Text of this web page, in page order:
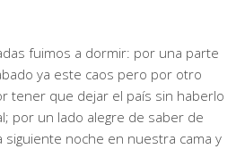
fuimos a dormir: por una parte
ya este caos pero por otro
tener que dejar el país sin haberlo
por un lado alegre de saber de
siguiente noche en nuestra cama y